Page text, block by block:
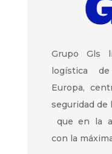
Grupo Gls
logística
Europa,
seguridad de
que en la
con la